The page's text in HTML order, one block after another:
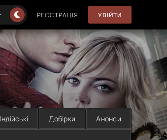
РЕЄСТРАЦІЯ УВІЙТИ
Індійські Добірки Анонси